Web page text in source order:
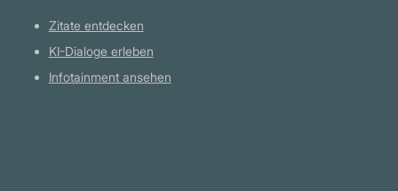
Zitate entdecken
KI-Dialoge erleben
Infotainment ansehen